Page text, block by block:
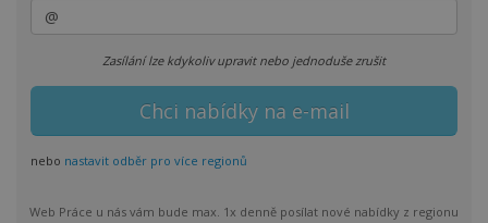
Zasílání lze kdykoliv upravit nebo jednoduše zrušit
nebo nastavit odběr pro více regionů
Web Práce u nás vám bude max. 1x denně posílat nové nabídky z regionu